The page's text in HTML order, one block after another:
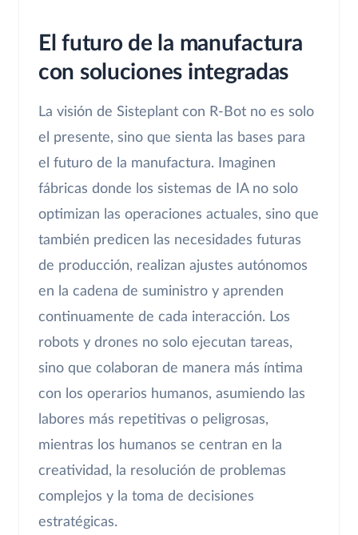
El futuro de la manufactura
con soluciones integradas
La visión de Sisteplant con R-Bot no es solo
el presente, sino que sienta las bases para
el futuro de la manufactura. Imaginen
fábricas donde los sistemas de IA no solo
optimizan las operaciones actuales, sino que
también predicen las necesidades futuras
de producción, realizan ajustes autónomos
en la cadena de suministro y aprenden
continuamente de cada interacción. Los
robots y drones no solo ejecutan tareas,
sino que colaboran de manera más íntima
con los operarios humanos, asumiendo las
labores más repetitivas o peligrosas,
mientras los humanos se centran en la
creatividad, la resolución de problemas
complejos y la toma de decisiones
estratégicas.